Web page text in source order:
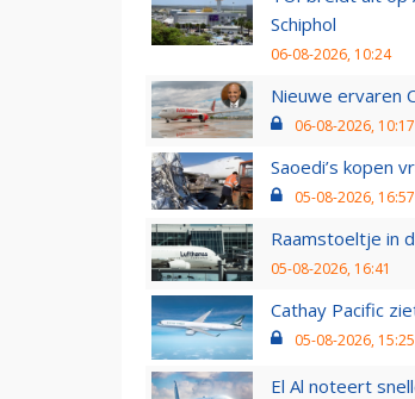
Schiphol
06-08-2026, 10:24
Nieuwe ervaren
06-08-2026, 10:17
Saoedi’s kopen
05-08-2026, 16:57
Raamstoeltje in
05-08-2026, 16:41
Cathay Pacific
05-08-2026, 15:25
El Al noteert